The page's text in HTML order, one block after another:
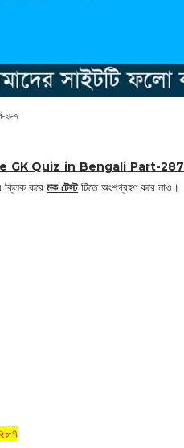
২৮৭
GK Quiz in Bengali Part-287
করে মক টেস্টটিতে অংশগ্রহণ করে নাও।